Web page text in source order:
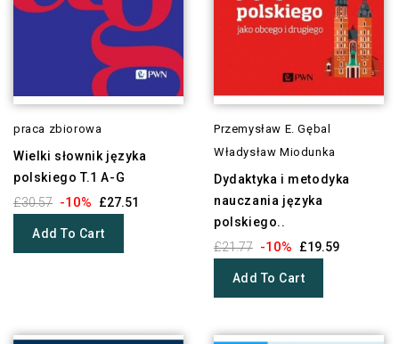
praca zbiorowa
Wielki słownik języka
polskiego T.1 A-G
£30.57 -10% £27.51
Add To Cart
Przemysław E. Gębal
Władysław Miodunka
Dydaktyka i metodyka
nauczania języka
polskiego..
£21.77 -10% £19.59
Add To Cart